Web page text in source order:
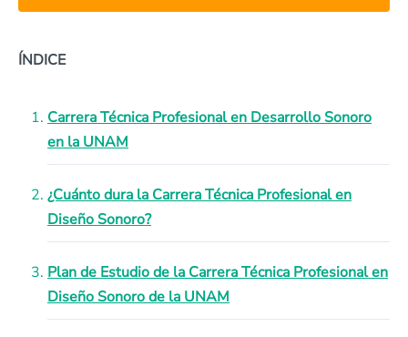
ÍNDICE
Carrera Técnica Profesional en Desarrollo Sonoro
en la UNAM
¿Cuánto dura la Carrera Técnica Profesional en
Diseño Sonoro?
Plan de Estudio de la Carrera Técnica Profesional en
Diseño Sonoro de la UNAM